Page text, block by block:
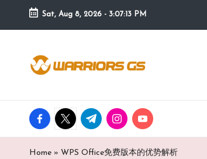
Skip
content
Sat, Aug 8, 2026 - 3:07:14 PM
facebook.com
twitter.com
t.me instagram.com
youtube.com
Home » WPS Office免费版本的优势解析